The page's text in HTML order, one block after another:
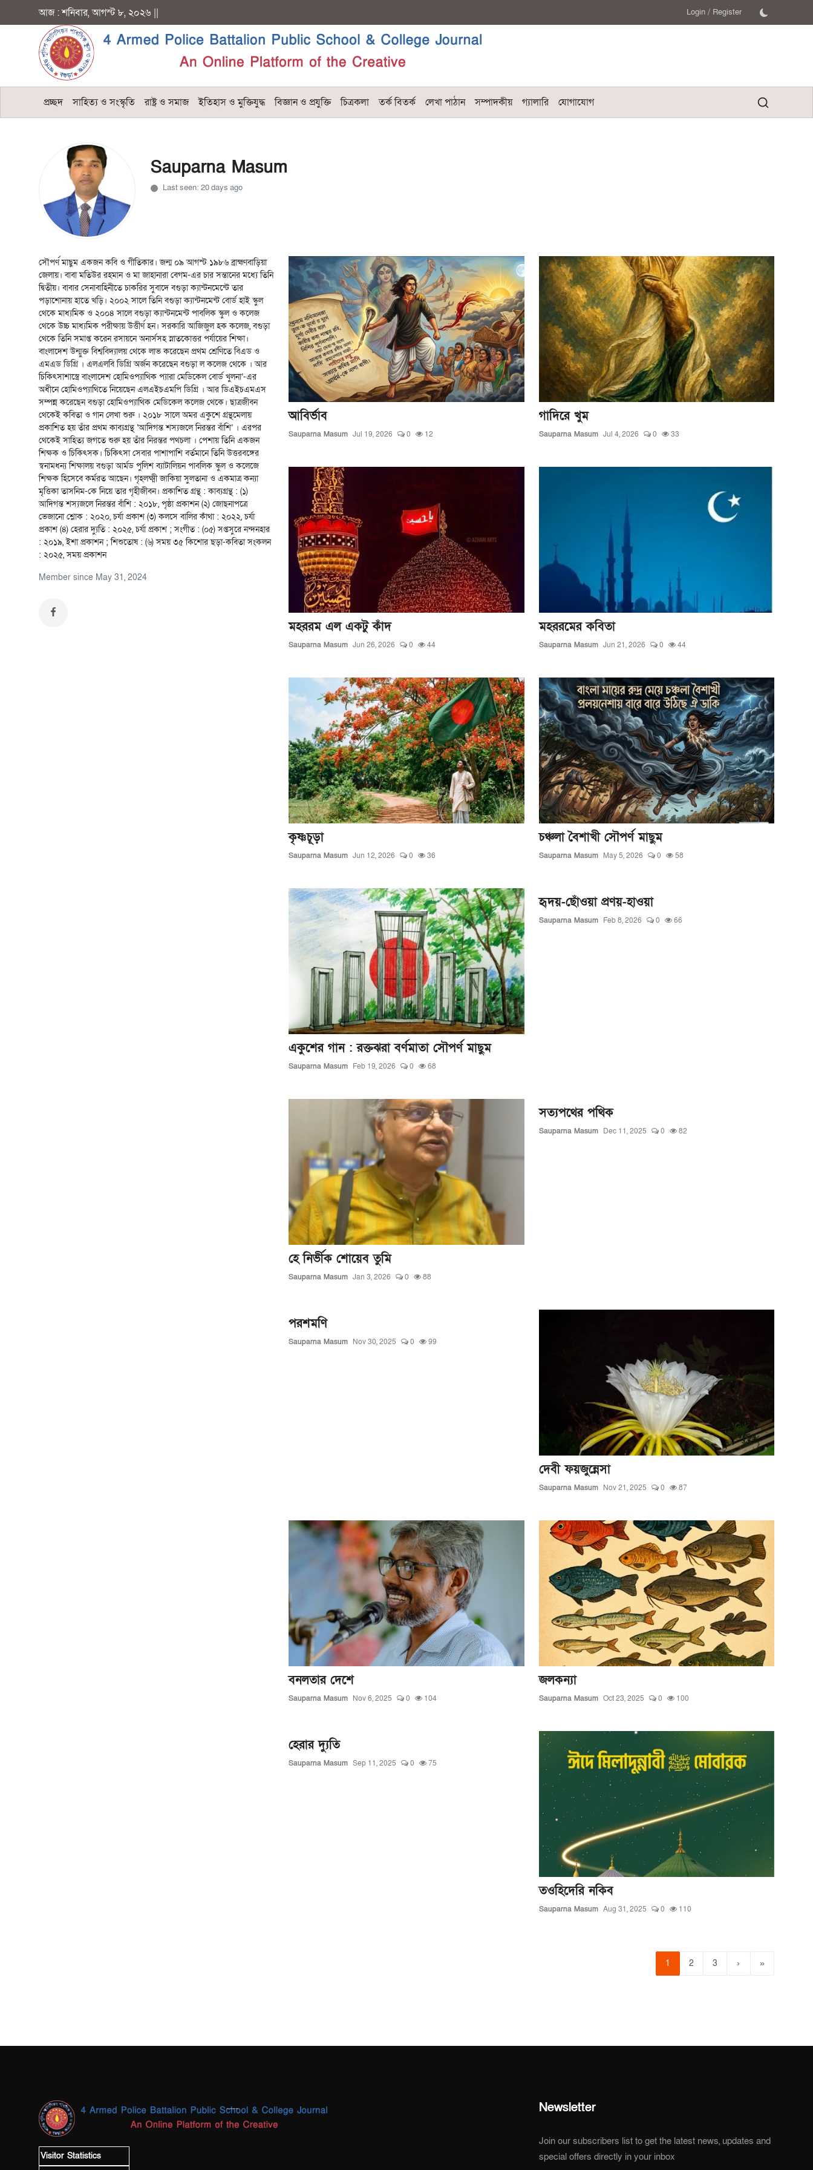
আজ : শনিবার, আগস্ট ৮, ২০২৬ || Login / Register
প্রচ্ছদ সাহিত্য ও সংস্কৃতি রাষ্ট্র ও সমাজ ইতিহাস ও মুক্তিযুদ্ধ বিজ্ঞান ও প্রযুক্তি চিত্রকলা তর্ক বিতর্ক লেখা পাঠান সম্পাদকীয় গ্যালারি যোগাযোগ
Login
ইতিহাস ও মুক্তিযুদ্ধ
বিজ্ঞান ও প্রযুক্তি
তর্ক বিতর্ক
লেখা পাঠান
সম্পাদকীয়
যোগাযোগ
Sauparna Masum
Last seen: 20 days ago
সৌপর্ণ মাছুম একজন কবি ও গীতিকার। জন্ম ০৯ আগস্ট ১৯৮৬ ব্রাহ্মণবাড়িয়া
জেলায়। বাবা মতিউর রহমান ও মা জাহানারা বেগম-এর চার সন্তানের মধ্যে তিনি
দ্বিতীয়। বাবার সেনাবাহিনীতে চাকরির সুবাদে বগুড়া ক্যান্টনমেন্টে তার
পড়াশােনায় হাতে খড়ি। ২০০২ সালে তিনি বগুড়া ক্যান্টনমেন্ট বাের্ড হাই স্কুল
থেকে মাধ্যমিক ও ২০০৪ সালে বগুড়া ক্যান্টনমেন্ট পাবলিক স্কুল ও কলেজ
থেকে উচ্চ মাধ্যমিক পরীক্ষায় উত্তীর্ণ হন। সরকারি আজিজুল হক কলেজ, বগুড়া
থেকে তিনি সমাপ্ত করেন রসায়নে অনার্সসহ স্নাতকোত্তর পর্যায়ের শিক্ষা।
বাংলাদেশ উন্মুক্ত বিশ্ববিদ্যালয় থেকে লাভ করেছেন প্রথম শ্রেণিতে বিএড ও
এমএড ডিগ্রি । এলএলবি ডিগ্রি অর্জন করেছেন বগুড়া ল কলেজ থেকে । আর
চিকিৎসাশাস্ত্রে বাংলাদেশ হােমিওপ্যাথিক প্যারা মেডিকেল বাের্ড খুলনা’-এর
অধীনে হােমিওপ্যাথিতে নিয়েছেন এলএইচএমপি ডিগ্রি । আর ডিএইচএমএস
সম্পন্ন করেছেন বগুড়া হোমিওপ্যাথিক মেডিকেল কলেজ থেকে। ছাত্রজীবন
থেকেই কবিতা ও গান লেখা শুরু । ২০১৮ সালে অমর একুশে গ্রন্থমেলায়
প্রকাশিত হয় তাঁর প্রথম কাব্যগ্রন্থ ‘আদিগন্ত শস্যজলে নিরন্তর বাঁশি’ । এরপর
থেকেই সাহিত্য জগতে শুরু হয় তাঁর নিরন্তর পথচলা । পেশায় তিনি একজন
শিক্ষক ও চিকিৎসক। চিকিৎসা সেবার পাশাপাশি বর্তমানে তিনি উত্তরবঙ্গের
স্বনামধন্য শিক্ষালয় বগুড়া আর্মড পুলিশ ব্যাটালিয়ন পাবলিক স্কুল ও কলেজে
শিক্ষক হিসেবে কর্মরত আছেন। গৃহলক্ষ্মী জাকিয়া সুলতানা ও একমাত্র কন্যা
মৃত্তিকা তাসনিম-কে নিয়ে তার গৃহীজীবন। প্রকাশিত গ্রন্থ : কাব্যগ্রন্থ : (১)
আদিগন্ত শস্যজলে নিরন্তর বাঁশি : ২০১৮, পৃষ্ঠা প্রকাশন (২) জোছনাপত্রে
ভেজানো শ্লোক : ২০২০, চর্যা প্রকাশ (৩) কলসে বালির কাঁথা : ২০২২, চর্যা
প্রকাশ (৪) হেরার দ্যুতি : ২০২৫, চর্যা প্রকাশ ; সংগীত : (০৫) সপ্তসুরে নন্দনহার
: ২০১৯, ইশা প্রকাশন ; শিশুতোষ : (৬) সময় ৩৫ কিশোর ছড়া-কবিতা সংকলন
: ২০২৫, সময় প্রকাশন
Member since May 31, 2024
আবির্ভাব
Sauparna Masum Jul 19, 2026 0 12
গাদিরে খুম
Sauparna Masum Jul 4, 2026 0 33
মহররম এল একটু কাঁদ
Sauparna Masum Jun 26, 2026 0 44
মহররমের কবিতা
Sauparna Masum Jun 21, 2026 0 44
কৃষ্ণচূড়া
Sauparna Masum Jun 12, 2026 0 36
চঞ্চলা বৈশাখী সৌপর্ণ মাছুম
Sauparna Masum May 5, 2026 0 58
একুশের গান : রক্তঝরা বর্ণমাতা সৌপর্ণ মাছুম
Sauparna Masum Feb 19, 2026 0 68
হৃদয়-ছোঁওয়া প্রণয়-হাওয়া
Sauparna Masum Feb 8, 2026 0 66
হে নির্ভীক শোয়েব তুমি
Sauparna Masum Jan 3, 2026 0 88
সত্যপথের পথিক
Sauparna Masum Dec 11, 2025 0 82
পরশমণি
Sauparna Masum Nov 30, 2025 0 99
দেবী ফয়জুন্নেসা
Sauparna Masum Nov 21, 2025 0 87
বনলতার দেশে
Sauparna Masum Nov 6, 2025 0 104
জলকন্যা
Sauparna Masum Oct 23, 2025 0 100
হেরার দ্যুতি
Sauparna Masum Sep 11, 2025 0 75
তওহিদেরি নকিব
Sauparna Masum Aug 31, 2025 0 110
1 2 3 › »
Visitor Statistics
---- Newsletter
Join our subscribers list to get the latest news, updates and
special offers directly in your inbox